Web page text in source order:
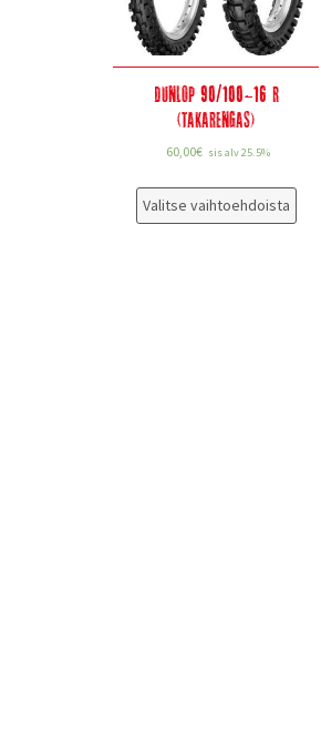
Dunlop 90/100-16 R
(takarengas)
60,00€ sis alv 25.5%
Valitse vaihtoehdoista